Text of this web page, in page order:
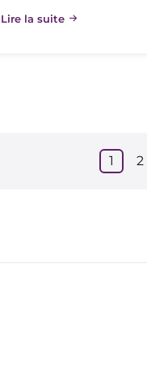
Lire la suite
1 2